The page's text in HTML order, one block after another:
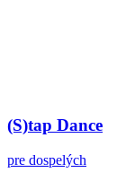
(S)tap Dance
pre dospelých